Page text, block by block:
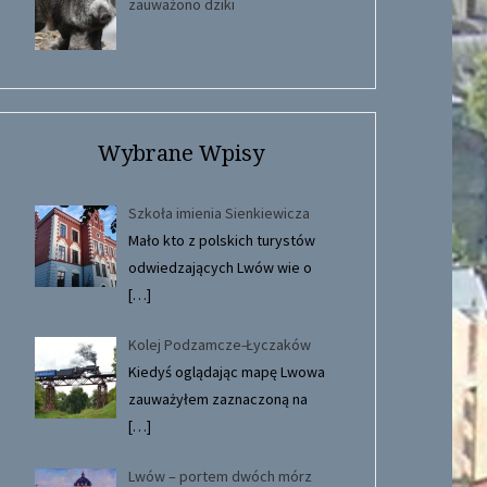
zauważono dziki
Wybrane Wpisy
Szkoła imienia Sienkiewicza
Mało kto z polskich turystów
odwiedzających Lwów wie o
[…]
Kolej Podzamcze-Łyczaków
Kiedyś oglądając mapę Lwowa
zauważyłem zaznaczoną na
[…]
Lwów – portem dwóch mórz